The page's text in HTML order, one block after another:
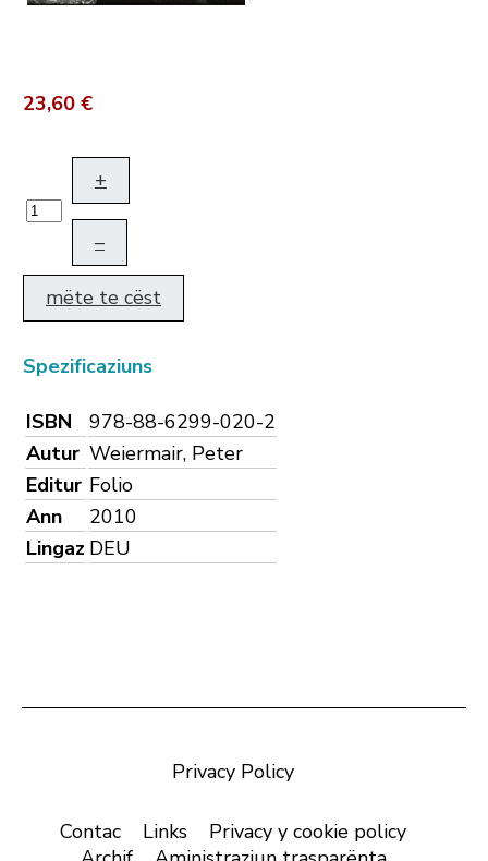
23,60 €
+
–
mëte te cëst
Spezificaziuns
ISBN
978-88-6299-020-2
Autur Weiermair, Peter
Editur Folio
Ann
2010
Lingaz DEU
Privacy Policy
Contac Links
Privacy y cookie policy